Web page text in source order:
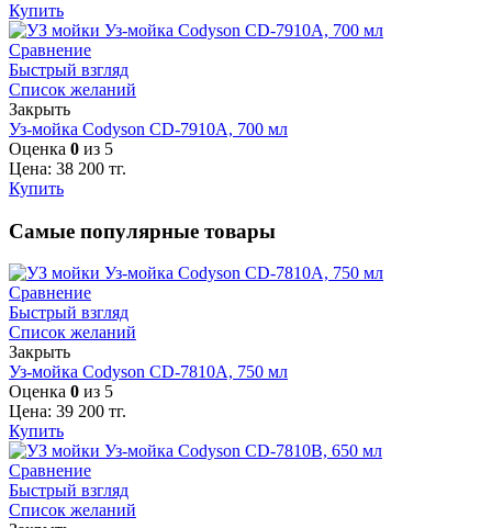
Купить
Сравнение
Быстрый взгляд
Список желаний
Закрыть
Уз-мойка Codyson CD-7910A, 700 мл
Оценка 0 из 5
Цена: 38 200 тг.
Купить
Самые популярные товары
Сравнение
Быстрый взгляд
Список желаний
Закрыть
Уз-мойка Codyson CD-7810A, 750 мл
Оценка 0 из 5
Цена: 39 200 тг.
Купить
Сравнение
Быстрый взгляд
Список желаний